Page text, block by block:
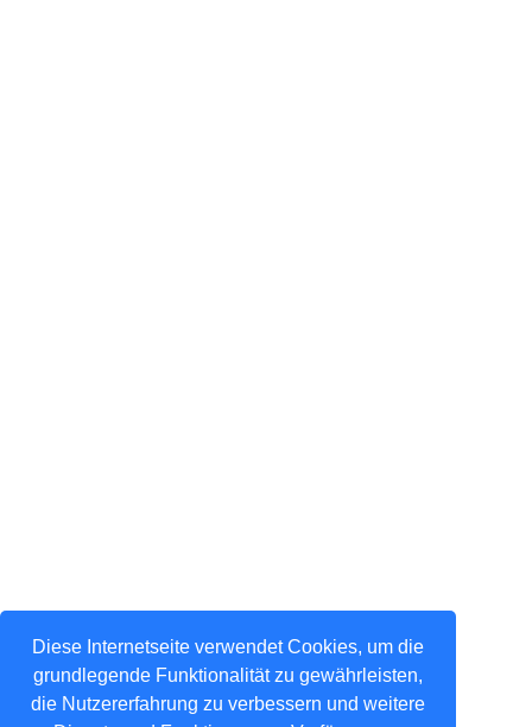
Diese Internetseite verwendet Cookies, um die
grundlegende Funktionalität zu gewährleisten,
die Nutzererfahrung zu verbessern und weitere